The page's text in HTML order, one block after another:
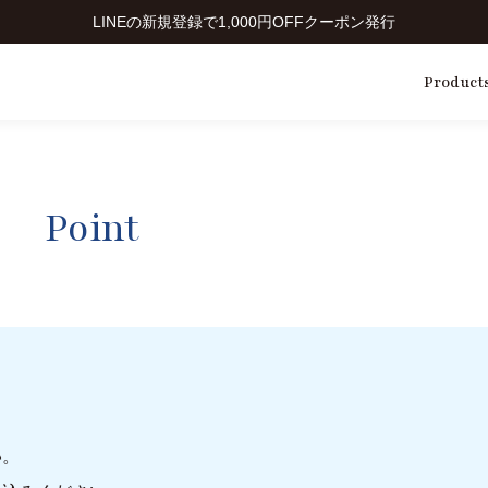
LINEの新規登録で1,000円OFFクーポン発行
Point